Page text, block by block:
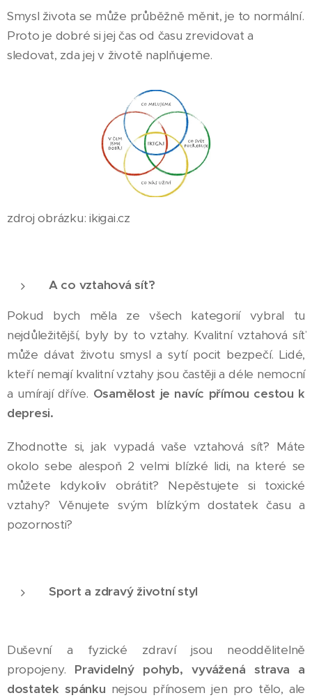
Smysl života se může průběžně měnit, je to normální.
Proto je dobré si jej čas od času zrevidovat a
sledovat, zda jej v životě naplňujeme.
zdroj obrázku: ikigai.cz
A co vztahová síť?
Pokud bych měla ze všech kategorií vybral tu
nejdůležitější, byly by to vztahy. Kvalitní vztahová síť
může dávat životu smysl a sytí pocit bezpečí. Lidé,
kteří nemají kvalitní vztahy jsou častěji a déle nemocní
a umírají dříve. Osamělost je navíc přímou cestou k
depresi.
Zhodnoťte si, jak vypadá vaše vztahová síť? Máte
okolo sebe alespoň 2 velmi blízké lidi, na které se
můžete kdykoliv obrátit? Nepěstujete si toxické
vztahy? Věnujete svým blízkým dostatek času a
pozornosti?
Sport a zdravý životní styl
Duševní a fyzické zdraví jsou neoddělitelně
propojeny. Pravidelný pohyb, vyvážená strava a
dostatek spánku nejsou přínosem jen pro tělo, ale